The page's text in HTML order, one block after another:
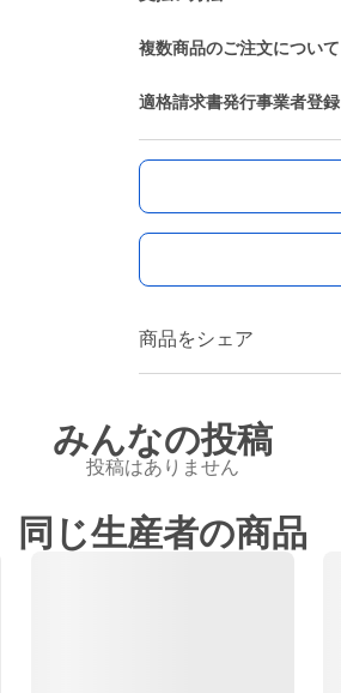
複数商品のご注文について
適格請求書発行事業者登録
商品をシェア
みんなの投稿
投稿はありません
同じ生産者の商品